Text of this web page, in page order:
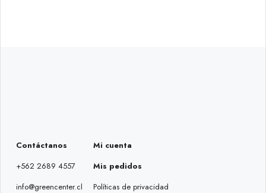
Contáctanos
+562 2689 4557
info@greencenter.cl
Mi cuenta
Mis pedidos
Políticas de privacidad